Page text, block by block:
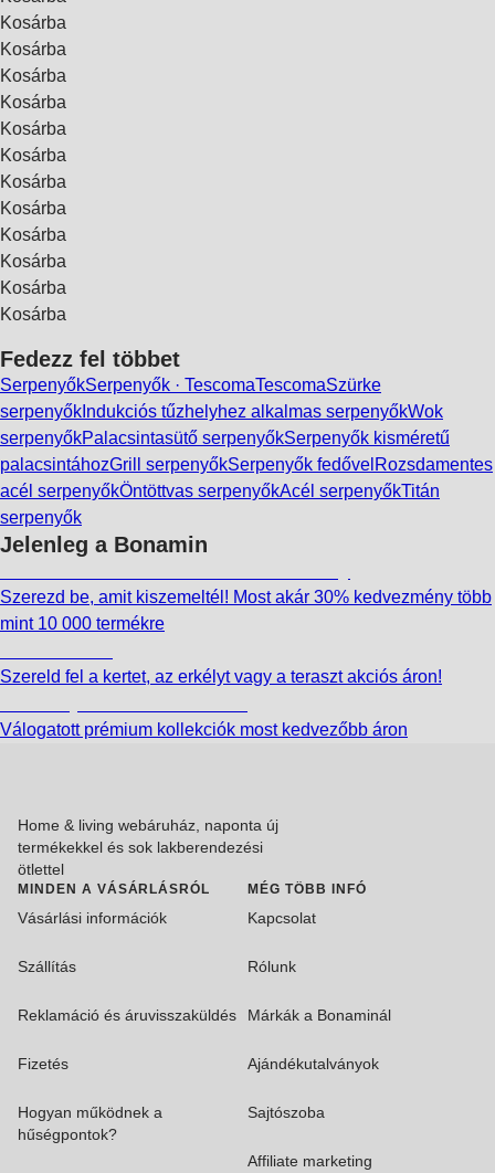
Kosárba
Kosárba
Kosárba
Kosárba
Kosárba
Kosárba
Kosárba
Kosárba
Kosárba
Kosárba
Kosárba
Kosárba
Fedezz fel többet
SerpenyőkSerpenyők · TescomaTescomaSzürke
serpenyők Indukciós tűzhelyhez alkalmas serpenyőkWok
serpenyőkPalacsintasütő serpenyőkSerpenyők kisméretű
palacsintáhozGrill serpenyőkSerpenyők fedővel Rozsdamentes
acél serpenyőkÖntöttvas serpenyőkAcél serpenyőkTitán
serpenyők
Jelenleg a Bonamin
Szerezd be, amit kiszemeltél! Most akár 30% kedvezmény több
mint 10 000 termékre
Szereld fel a kertet, az erkélyt vagy a teraszt akciós áron!
Válogatott prémium kollekciók most kedvezőbb áron
Home & living webáruház, naponta új
termékekkel és sok lakberendezési
ötlettel
MINDEN A VÁSÁRLÁSRÓL
Vásárlási információk
Szállítás
Reklamáció és áruvisszaküldés
Fizetés
Hogyan működnek a
hűségpontok?
MÉG TÖBB INFÓ
Kapcsolat
Rólunk
Márkák a Bonaminál
Ajándékutalványok
Sajtószoba
Affiliate marketing